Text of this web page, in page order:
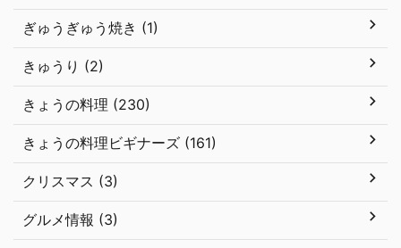
ぎゅうぎゅう焼き (1)
きゅうり (2)
きょうの料理 (230)
きょうの料理ビギナーズ (161)
クリスマス (3)
グルメ情報 (3)